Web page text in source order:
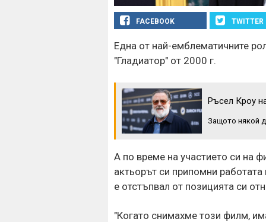
FACEBOOK TWITTER
Една от най-емблематичните
"Гладиатор" от 2000 г.
Ръсел Кроу
Защото някой
А по време на участието си на
актьорът си припомни
е отстъпвал от позицията си
"Когато снимахме този филм,